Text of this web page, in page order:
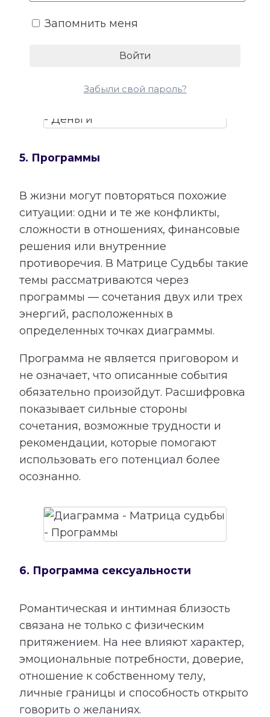
каких направлениях способности могут
но и материальный результат.
5. Программы
В жизни могут повторяться похожие
ситуации: одни и те же конфликты,
сложности в отношениях, финансовые
решения или внутренние
противоречия. В Матрице Судьбы такие
темы рассматриваются через
программы — сочетания двух или трех
энергий, расположенных в
определенных точках диаграммы.
Программа не является приговором и
не означает, что описанные события
обязательно произойдут. Расшифровка
показывает сильные стороны
сочетания, возможные трудности и
рекомендации, которые помогают
использовать его потенциал более
осознанно.
6. Программа сексуальности
Романтическая и интимная близость
связана не только с физическим
притяжением. На нее влияют характер,
эмоциональные потребности, доверие,
отношение к собственному телу,
личные границы и способность открыто
говорить о желаниях.
Запомнить меня
Забыли свой пароль?